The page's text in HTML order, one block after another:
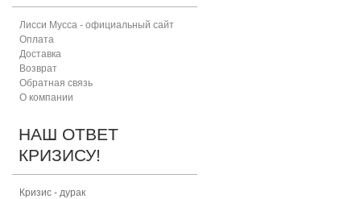
Лисси Мусса - официальный сайт
Оплата
Доставка
Возврат
Обратная связь
О компании
НАШ ОТВЕТ
КРИЗИСУ!
Кризис - дурак